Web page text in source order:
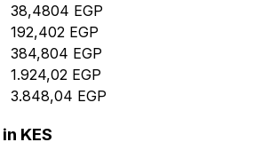
38,4804 EGP
192,402 EGP
384,804 EGP
1.924,02 EGP
3.848,04 EGP
KES